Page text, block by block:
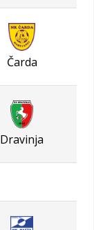
Čarda
Dravinja